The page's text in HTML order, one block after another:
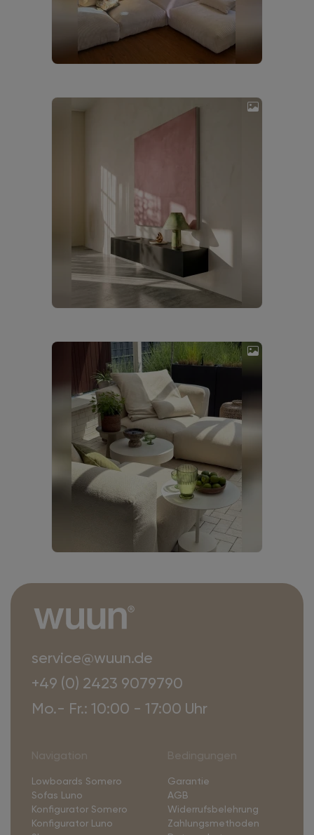
service@wuun.de
+49 (0) 2423 9079790
Mo.- Fr.: 10:00 - 17:00 Uhr
Lowboards Somero
Sofas Luno
Konfigurator Somero
Konfigurator Luno
Garantie
AGB
Widerrufsbelehrung
Zahlungsmethoden